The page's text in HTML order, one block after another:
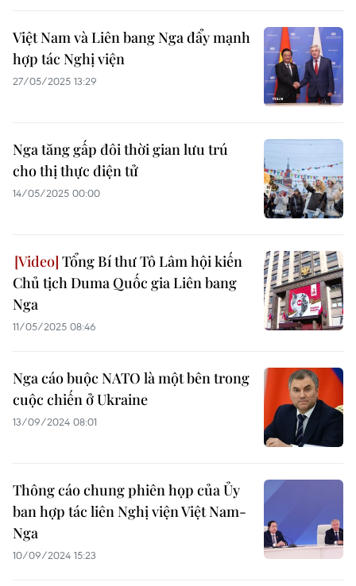
Việt Nam và Liên bang Nga đẩy mạnh
hợp tác Nghị viện
27/05/2025 13:29
Nga tăng gấp đôi thời gian lưu trú
cho thị thực điện tử
14/05/2025 00:00
Tổng Bí thư Tô Lâm hội kiến
Chủ tịch Duma Quốc gia Liên bang
Nga
11/05/2025 08:46
Nga cáo buộc NATO là một bên trong
cuộc chiến ở Ukraine
13/09/2024 08:01
Thông cáo chung phiên họp của Ủy
ban hợp tác liên Nghị viện Việt Nam-
Nga
10/09/2024 15:23